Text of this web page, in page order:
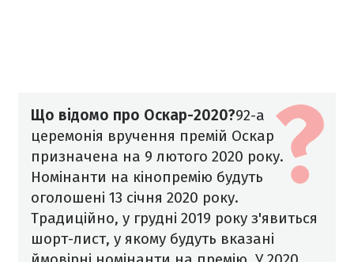
Що відомо про Оскар-2020?92-а
церемонія вручення премій Оскар
призначена на 9 лютого 2020 року.
Номінанти на кінопремію будуть
оголошені 13 січня 2020 року.
Традиційно, у грудні 2019 року з'явиться
шорт-лист, у якому будуть вказані